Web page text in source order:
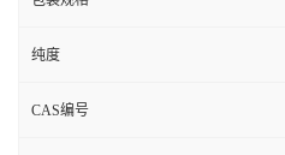
纯度
CAS编号